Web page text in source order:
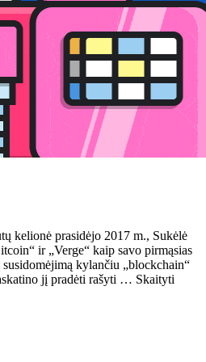
kelionė prasidėjo 2017 m., Sukėlė
ir „Verge“ kaip savo pirmąsias
kylančiu „blockchain“
jį pradėti rašyti … Skaityti